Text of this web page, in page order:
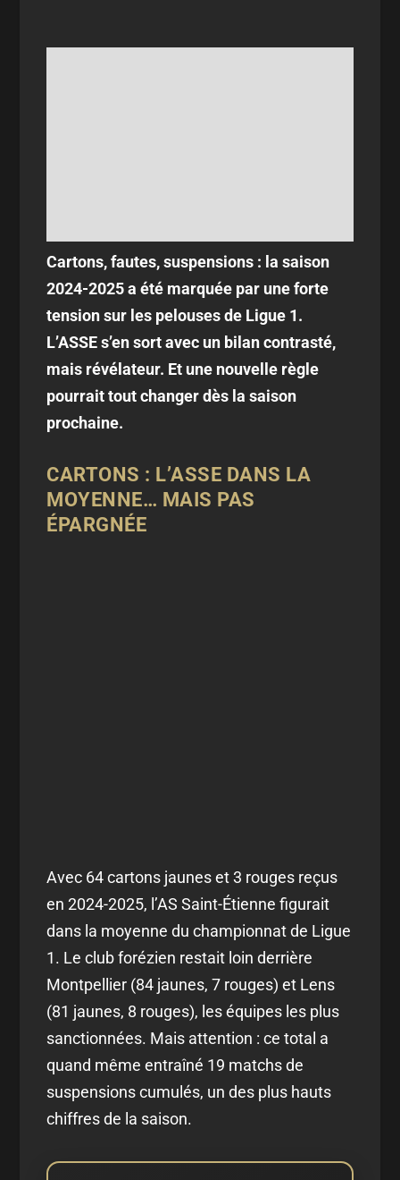
Cartons, fautes, suspensions : la saison
2024-2025 a été marquée par une forte
tension sur les pelouses de Ligue 1.
L’ASSE s’en sort avec un bilan contrasté,
mais révélateur. Et une nouvelle règle
pourrait tout changer dès la saison
prochaine.
CARTONS : L’ASSE DANS LA
MOYENNE… MAIS PAS
ÉPARGNÉE
Avec 64 cartons jaunes et 3 rouges reçus
en 2024-2025, l’AS Saint-Étienne figurait
dans la moyenne du championnat de Ligue
1. Le club forézien restait loin derrière
Montpellier (84 jaunes, 7 rouges) et Lens
(81 jaunes, 8 rouges), les équipes les plus
sanctionnées. Mais attention : ce total a
quand même entraîné 19 matchs de
suspensions cumulés, un des plus hauts
chiffres de la saison.